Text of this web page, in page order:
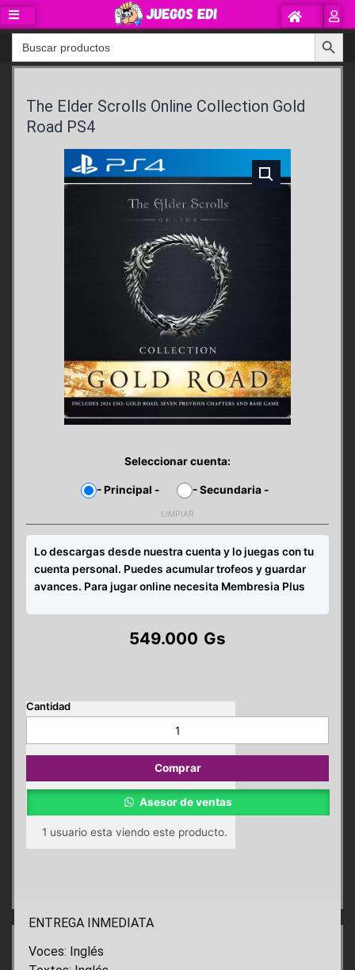
Ir
al
contenido
Search
for:
Search Button
The Elder Scrolls Online Collection Gold
Road PS4
Seleccionar cuenta:
-Principal - -Secundaria-
LIMPIAR
Lo descargas desde nuestra cuenta y lo juegas con tu
cuenta personal. Puedes acumular trofeos y guardar
avances. Para jugar online necesita Membresia Plus
549.000 Gs
The
Scrolls
Collection
Gold
Road
PS4
cantidad
Comprar
Asesor de ventas
1 usuario esta viendo este producto.
ENTREGA INMEDIATA
Voces: Inglés